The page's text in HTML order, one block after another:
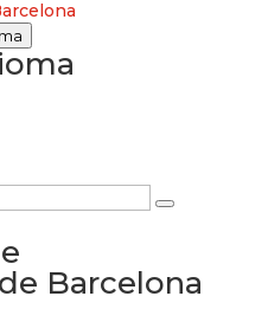
Barcelona